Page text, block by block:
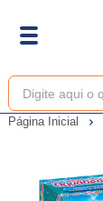
Página Inicial